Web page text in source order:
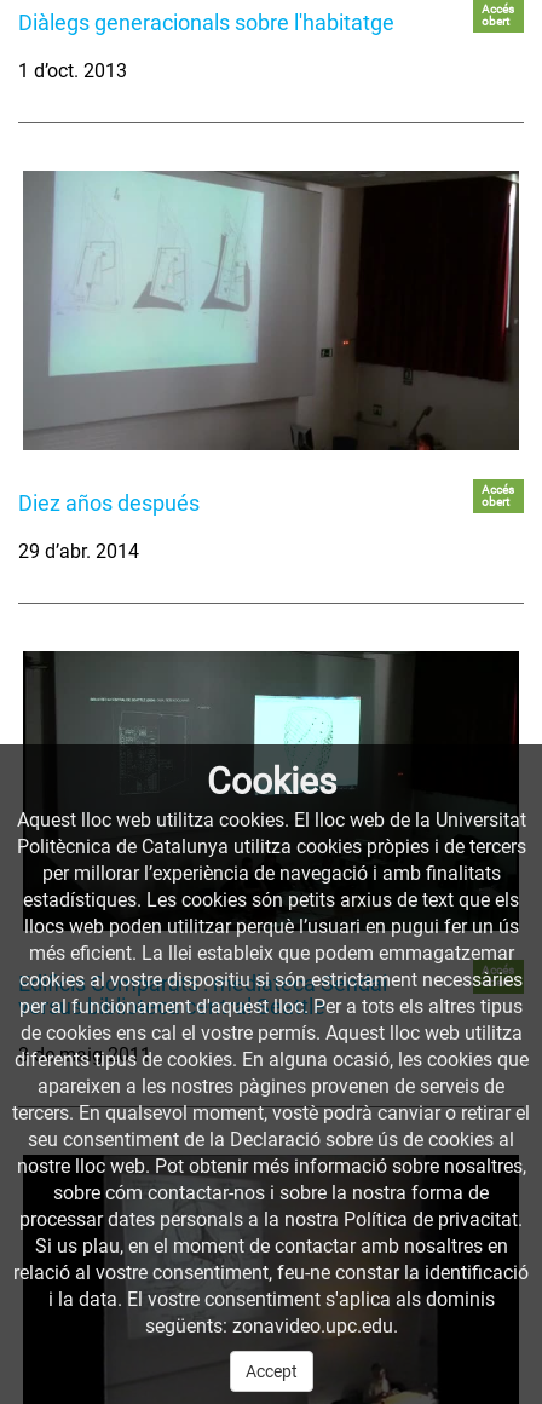
Diàlegs generacionals sobre l'habitatge
Accés
obert
1 d’oct. 2013
Diez años después
Accés
obert
29 d’abr. 2014
Edificis Comparats : mediateca Sendai
versus biblioteca central Seattle
Accés
obert
3 de maig 2011
Cookies
Aquest lloc web utilitza cookies. El lloc web de la Universitat
Politècnica de Catalunya utilitza cookies pròpies i de tercers
per millorar l’experiència de navegació i amb finalitats
estadístiques. Les cookies són petits arxius de text que els
llocs web poden utilitzar perquè l’usuari en pugui fer un ús
més eficient. La llei estableix que podem emmagatzemar
cookies al vostre dispositiu si són estrictament necessàries
per al funcionament d'aquest lloc. Per a tots els altres tipus
de cookies ens cal el vostre permís. Aquest lloc web utilitza
diferents tipus de cookies. En alguna ocasió, les cookies que
apareixen a les nostres pàgines provenen de serveis de
tercers. En qualsevol moment, vostè podrà canviar o retirar el
seu consentiment de la Declaració sobre ús de cookies al
nostre lloc web. Pot obtenir més informació sobre nosaltres,
sobre cóm contactar-nos i sobre la nostra forma de
processar dates personals a la nostra Política de privacitat.
Si us plau, en el moment de contactar amb nosaltres en
relació al vostre consentiment, feu-ne constar la identificació
i la data. El vostre consentiment s'aplica als dominis
següents: zonavideo.upc.edu.
Accept